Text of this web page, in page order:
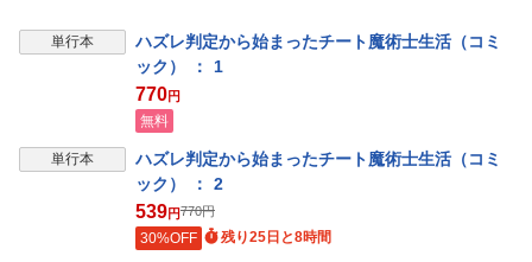
単行本
ハズレ判定から始まったチート魔術士生活（コミ
ック） ： 1
770円
無料
単行本
ハズレ判定から始まったチート魔術士生活（コミ
ック） ： 2
539円770円
30%OFF 残り25日と8時間